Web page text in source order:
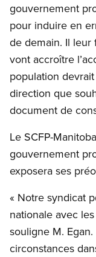
gouvernement
pour induire en
de demain. Il leur
vont accroître
population
direction que
document de
Le SCFP-
gouvernement
exposera ses
« Notre syndicat
nationale avec
souligne M.
circonstances